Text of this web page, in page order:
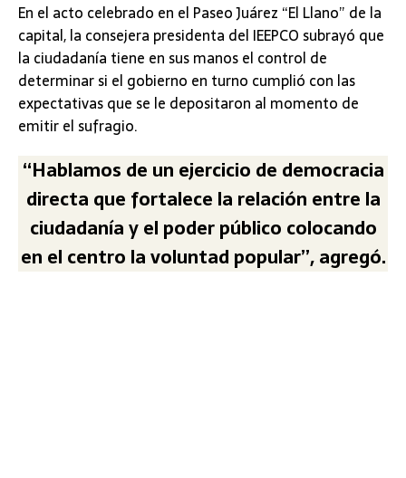
En el acto celebrado en el Paseo Juárez “El Llano” de la
capital, la consejera presidenta del IEEPCO subrayó que
la ciudadanía tiene en sus manos el control de
determinar si el gobierno en turno cumplió con las
expectativas que se le depositaron al momento de
emitir el sufragio.
“Hablamos de un ejercicio de democracia
directa que fortalece la relación entre la
ciudadanía y el poder público colocando
en el centro la voluntad popular”, agregó.